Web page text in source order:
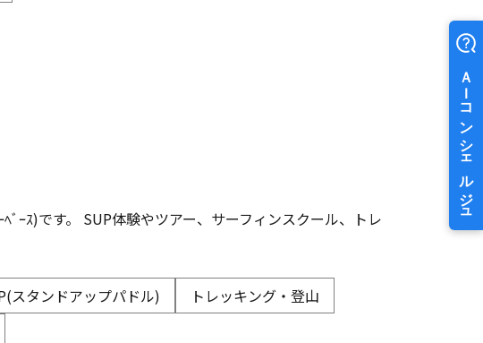
ｰｽ)です。 SUP体験やツアー、サーフィンスクール、トレ
スタンドアップパドル)
トレッキング・登山